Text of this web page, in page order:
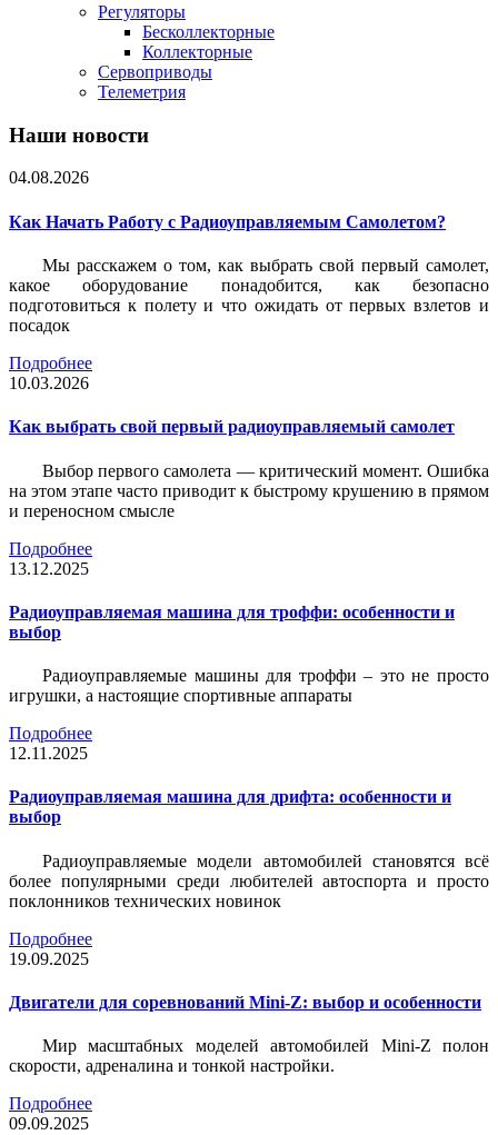
Регуляторы
Бесколлекторные
Коллекторные
Сервоприводы
Телеметрия
Наши новости
04.08.2026
Как Начать Работу с Радиоуправляемым Самолетом?
Мы расскажем о том, как выбрать свой первый самолет,
какое оборудование понадобится, как безопасно
подготовиться к полету и что ожидать от первых взлетов и
посадок
Подробнее
10.03.2026
Как выбрать свой первый радиоуправляемый самолет
Выбор первого самолета — критический момент. Ошибка
на этом этапе часто приводит к быстрому крушению в прямом
и переносном смысле
Подробнее
13.12.2025
Радиоуправляемая машина для троффи: особенности и
выбор
Радиоуправляемые машины для троффи – это не просто
игрушки, а настоящие спортивные аппараты
Подробнее
12.11.2025
Радиоуправляемая машина для дрифта: особенности и
выбор
Радиоуправляемые модели автомобилей становятся всё
более популярными среди любителей автоспорта и просто
поклонников технических новинок
Подробнее
19.09.2025
Двигатели для соревнований Mini-Z: выбор и особенности
Мир масштабных моделей автомобилей Mini-Z полон
скорости, адреналина и тонкой настройки.
Подробнее
09.09.2025